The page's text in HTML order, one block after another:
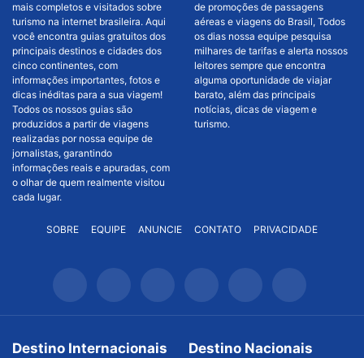
mais completos e visitados sobre
turismo na internet brasileira. Aqui
você encontra guias gratuitos dos
principais destinos e cidades dos
cinco continentes, com
informações importantes, fotos e
dicas inéditas para a sua viagem!
Todos os nossos guias são
produzidos a partir de viagens
realizadas por nossa equipe de
jornalistas, garantindo
informações reais e apuradas, com
o olhar de quem realmente visitou
cada lugar.
de promoções de passagens
aéreas e viagens do Brasil, Todos
os dias nossa equipe pesquisa
milhares de tarifas e alerta nossos
leitores sempre que encontra
alguma oportunidade de viajar
barato, além das principais
notícias, dicas de viagem e
turismo.
SOBRE EQUIPE ANUNCIE CONTATO PRIVACIDADE
Destino Internacionais Destino Nacionais